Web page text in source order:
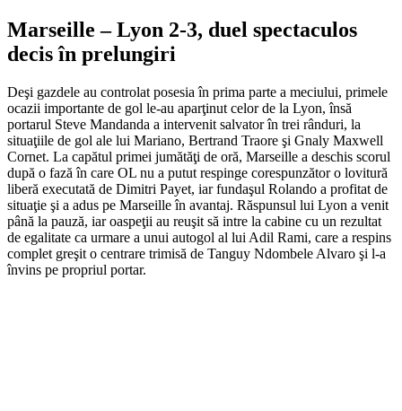
Marseille – Lyon 2-3, duel spectaculos
decis în prelungiri
Deşi gazdele au controlat posesia în prima parte a meciului, primele
ocazii importante de gol le-au aparţinut celor de la Lyon, însă
portarul Steve Mandanda a intervenit salvator în trei rânduri, la
situaţiile de gol ale lui Mariano, Bertrand Traore şi Gnaly Maxwell
Cornet. La capătul primei jumătăţi de oră, Marseille a deschis scorul
după o fază în care OL nu a putut respinge corespunzător o lovitură
liberă executată de Dimitri Payet, iar fundaşul Rolando a profitat de
situaţie şi a adus pe Marseille în avantaj. Răspunsul lui Lyon a venit
până la pauză, iar oaspeţii au reuşit să intre la cabine cu un rezultat
de egalitate ca urmare a unui autogol al lui Adil Rami, care a respins
complet greşit o centrare trimisă de Tanguy Ndombele Alvaro şi l-a
învins pe propriul portar.